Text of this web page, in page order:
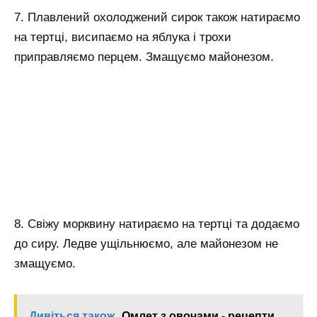
7. Плавлений охолоджений сирок також натираємо
на тертці, висипаємо на яблука і трохи
приправляємо перцем. Змащуємо майонезом.
8. Свіжу морквину натираємо на тертці та додаємо
до сиру. Ледве ущільнюємо, але майонезом не
змащуємо.